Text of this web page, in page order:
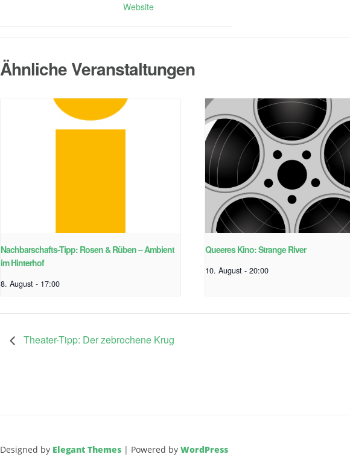
Website
Ähnliche Veranstaltungen
Nachbarschafts-Tipp: Rosen & Rüben – Ambient
im Hinterhof
8. August - 17:00
Queeres Kino: Strange River
10. August - 20:00
Theater-Tipp: Der zebrochene Krug
Designed by Elegant Themes | Powered by WordPress